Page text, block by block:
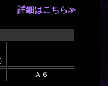
詳細はこちら≫
Ａ６